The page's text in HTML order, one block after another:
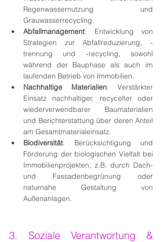
Regenwassernutzung und
Grauwasserrecycling.
Abfallmanagement: Entwicklung von
Strategien zur Abfallreduzierung, -
trennung und -recycling, sowohl
während der Bauphase als auch im
laufenden Betrieb von Immobilien.
Nachhaltige Materialien: Verstärkter
Einsatz nachhaltiger, recycelter oder
wiederverwendbarer Baumaterialien
und Berichterstattung über deren Anteil
am Gesamtmaterialeinsatz.
Biodiversität: Berücksichtigung und
Förderung der biologischen Vielfalt bei
Immobilienprojekten, z.B. durch Dach-
und Fassadenbegrünung oder
naturnahe Gestaltung von
Außenanlagen.
3. Soziale Verantwortung &